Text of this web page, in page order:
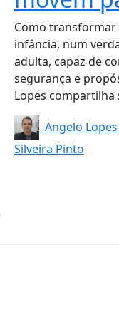
Como
infância, num
adulta, capaz de
segurança e
Lopes compartilha
Angelo
Silveira Pinto